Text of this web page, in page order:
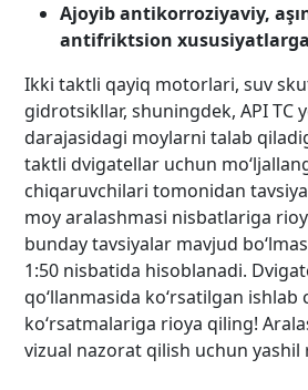
Ajoyib antikorroziyaviy,
antifriktsion xususiyatlarga
Ikki taktli qayiq motorlari, suv
gidrotsikllar, shuningdek, API TC
darajasidagi moylarni talab
taktli dvigatellar uchun
chiqaruvchilari tomonidan
moy aralashmasi nisbatlariga
bunday tavsiyalar mavjud
1:50 nisbatida hisoblanadi.
qo‘llanmasida ko‘rsatilgan ishlab
ko‘rsatmalariga rioya qiling!
vizual nazorat qilish uchun yashil